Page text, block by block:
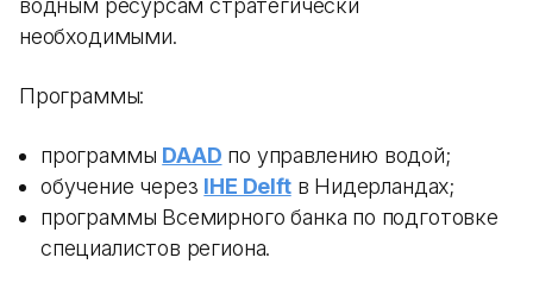
водным ресурсам стратегически
необходимыми.
Программы:
программы DAAD по управлению водой;
обучение через IHE Delftв Нидерландах;
программы Всемирного банка по подготовке
специалистов региона.